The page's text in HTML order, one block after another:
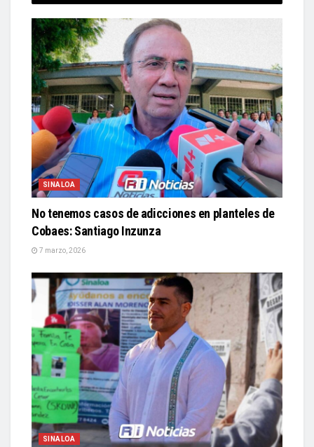
SINALOA
No tenemos casos de adicciones en planteles de
Cobaes: Santiago Inzunza
7 marzo, 2026
SINALOA